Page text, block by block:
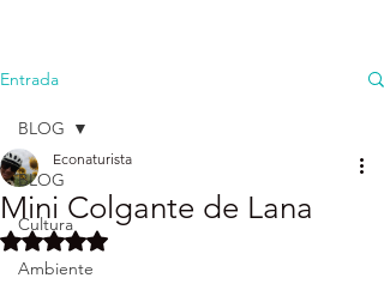
Entrada
BLOG
Cultura
Ambiente
BLOG
Mini Colgante de Lana
Econaturista
Obtuvo NaN de 5 estrellas.